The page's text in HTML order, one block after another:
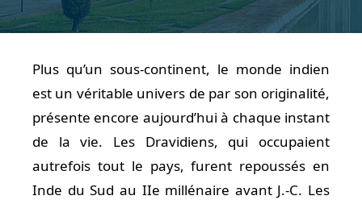
Plus qu’un sous-continent, le monde indien
est un véritable univers de par son originalité,
présente encore aujourd’hui à chaque instant
de la vie. Les Dravidiens, qui occupaient
autrefois tout le pays, furent repoussés en
Inde du Sud au IIe millénaire avant J.-C. Les